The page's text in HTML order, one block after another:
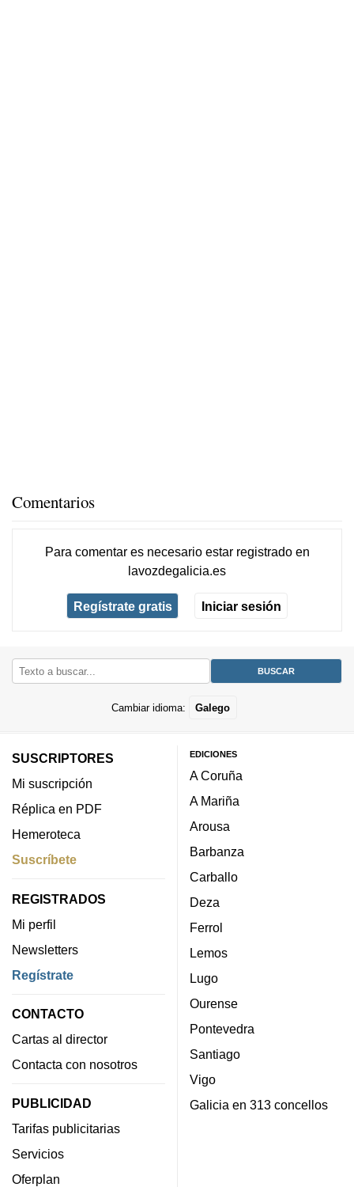
Comentarios
Para comentar es necesario estar registradoen
lavozdegalicia.es
Regístrate gratis Iniciar sesión
Cambiar idioma: Galego
SUSCRIPTORES
Mi suscripción
Réplica en PDF
Hemeroteca
Suscríbete
REGISTRADOS
Mi perfil
Newsletters
Regístrate
CONTACTO
Cartas al director
Contacta con nosotros
PUBLICIDAD
Tarifas publicitarias
Servicios
Oferplan
EDICIONES
A Coruña
A Mariña
Arousa
Barbanza
Carballo
Deza
Ferrol
Lemos
Lugo
Ourense
Pontevedra
Santiago
Vigo
Galicia en 313 concellos